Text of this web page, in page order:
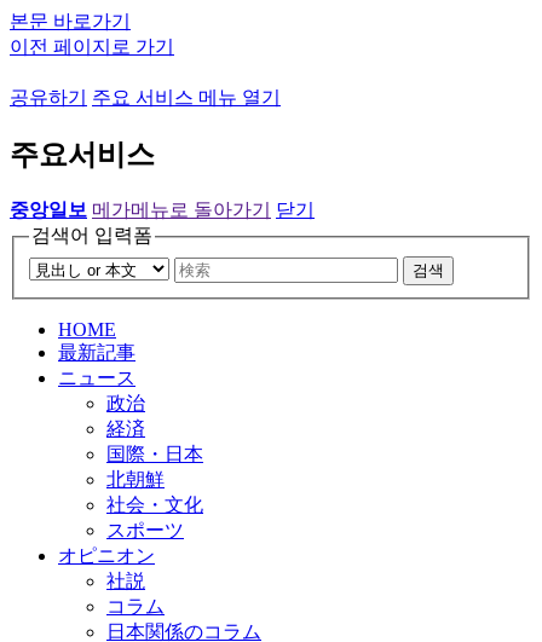
본문 바로가기
이전 페이지로 가기
공유하기 주요 서비스 메뉴 열기
주요서비스
중앙일보 메가메뉴로 돌아가기
닫기
검색어 입력폼
검색
HOME
最新記事
ニュース
政治
経済
国際・日本
北朝鮮
社会・文化
スポーツ
オピニオン
社説
コラム
日本関係のコラム